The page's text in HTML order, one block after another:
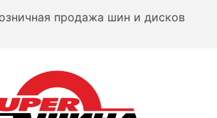
продажа шин и дисков